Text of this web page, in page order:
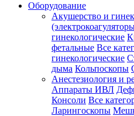
Оборудование
Акушерство и
гинекологические
фетальные Все
гинекологические
дыма Кольпоскопы
Анестезиология и
Аппараты ИВЛ
Консоли Все
Ларингоскопы